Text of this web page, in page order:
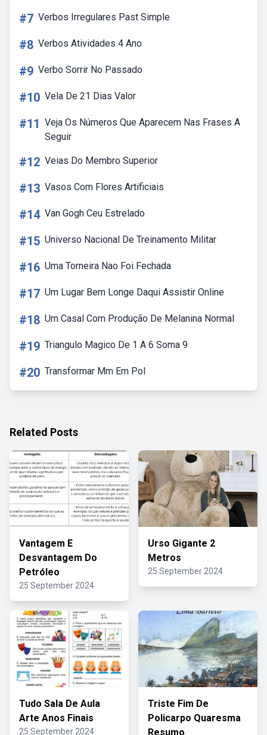
#7 Verbos Irregulares Past Simple
#8 Verbos Atividades 4 Ano
#9 Verbo Sorrir No Passado
#10 Vela De 21 Dias Valor
#11 Veja Os Números Que Aparecem Nas Frases A
Seguir
#12 Veias Do Membro Superior
#13 Vasos Com Flores Artificiais
#14 Van Gogh Ceu Estrelado
#15 Universo Nacional De Treinamento Militar
#16 Uma Torneira Nao Foi Fechada
#17 Um Lugar Bem Longe Daqui Assistir Online
#18 Um Casal Com Produção De Melanina Normal
#19 Triangulo Magico De 1 A 6 Soma 9
#20 Transformar Mm Em Pol
Related Posts
Vantagem E
Desvantagem Do
Petróleo
25 September 2024
Urso Gigante 2
Metros
25 September 2024
Tudo Sala De Aula
Arte Anos Finais
25 September 2024
Triste Fim De
Policarpo Quaresma
Resumo